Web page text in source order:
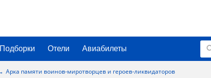
Подборки Отели Авиабилеты
Арка памяти воинов-миротворцев и героев-ликвидаторов